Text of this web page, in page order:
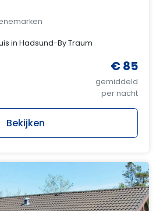
in Hadsund-By Traum
€ 85
gemiddeld
per nacht
Bekijken